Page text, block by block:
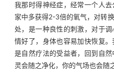
我那时得神经症，经常一个人
家中多获得2-3倍的氧气，对转
处，是一种良性的刺激，对于
情好了，身体也容易加快恢复
是自然疗法的受益者，回到自
灵会随之净化，你的气场也会随